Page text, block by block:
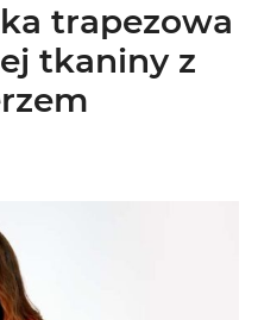
trapezowa
tkaniny z